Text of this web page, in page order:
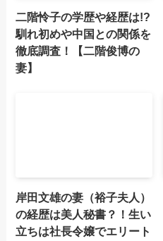
二階怜子の学歴や経歴は!?
馴れ初めや中国との関係を
徹底調査！【二階俊博の
妻】
岸田文雄の妻（裕子夫人）
の経歴は美人秘書？！生い
立ちは社長令嬢でエリート